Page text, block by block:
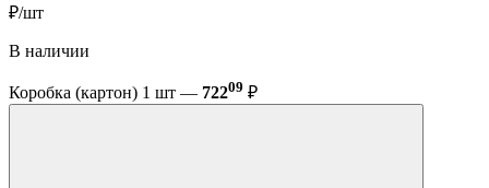
₽/шт
В наличии
Коробка (картон) 1 шт — 72209 ₽